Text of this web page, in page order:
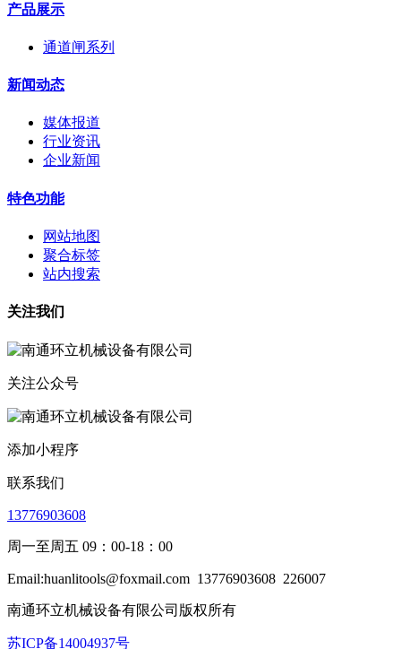
产品展示
通道闸系列
新闻动态
媒体报道
行业资讯
企业新闻
特色功能
网站地图
聚合标签
站内搜索
关注我们
关注公众号
添加小程序
联系我们
13776903608
周一至周五 09：00-18：00
Email:huanlitools@foxmail.com 13776903608 226007
南通环立机械设备有限公司版权所有
苏ICP备14004937号